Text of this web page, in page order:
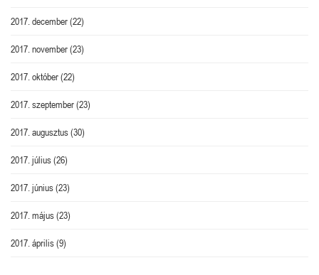
2017. december(22)
2017. november(23)
2017. október(22)
2017. szeptember(23)
2017. augusztus(30)
2017. július(26)
2017. június(23)
2017. május(23)
2017. április(9)